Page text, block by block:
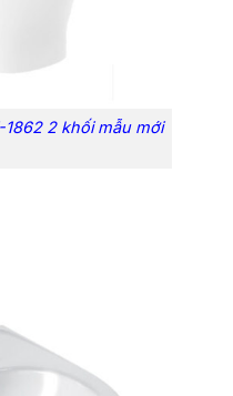
2 khối mẫu mới